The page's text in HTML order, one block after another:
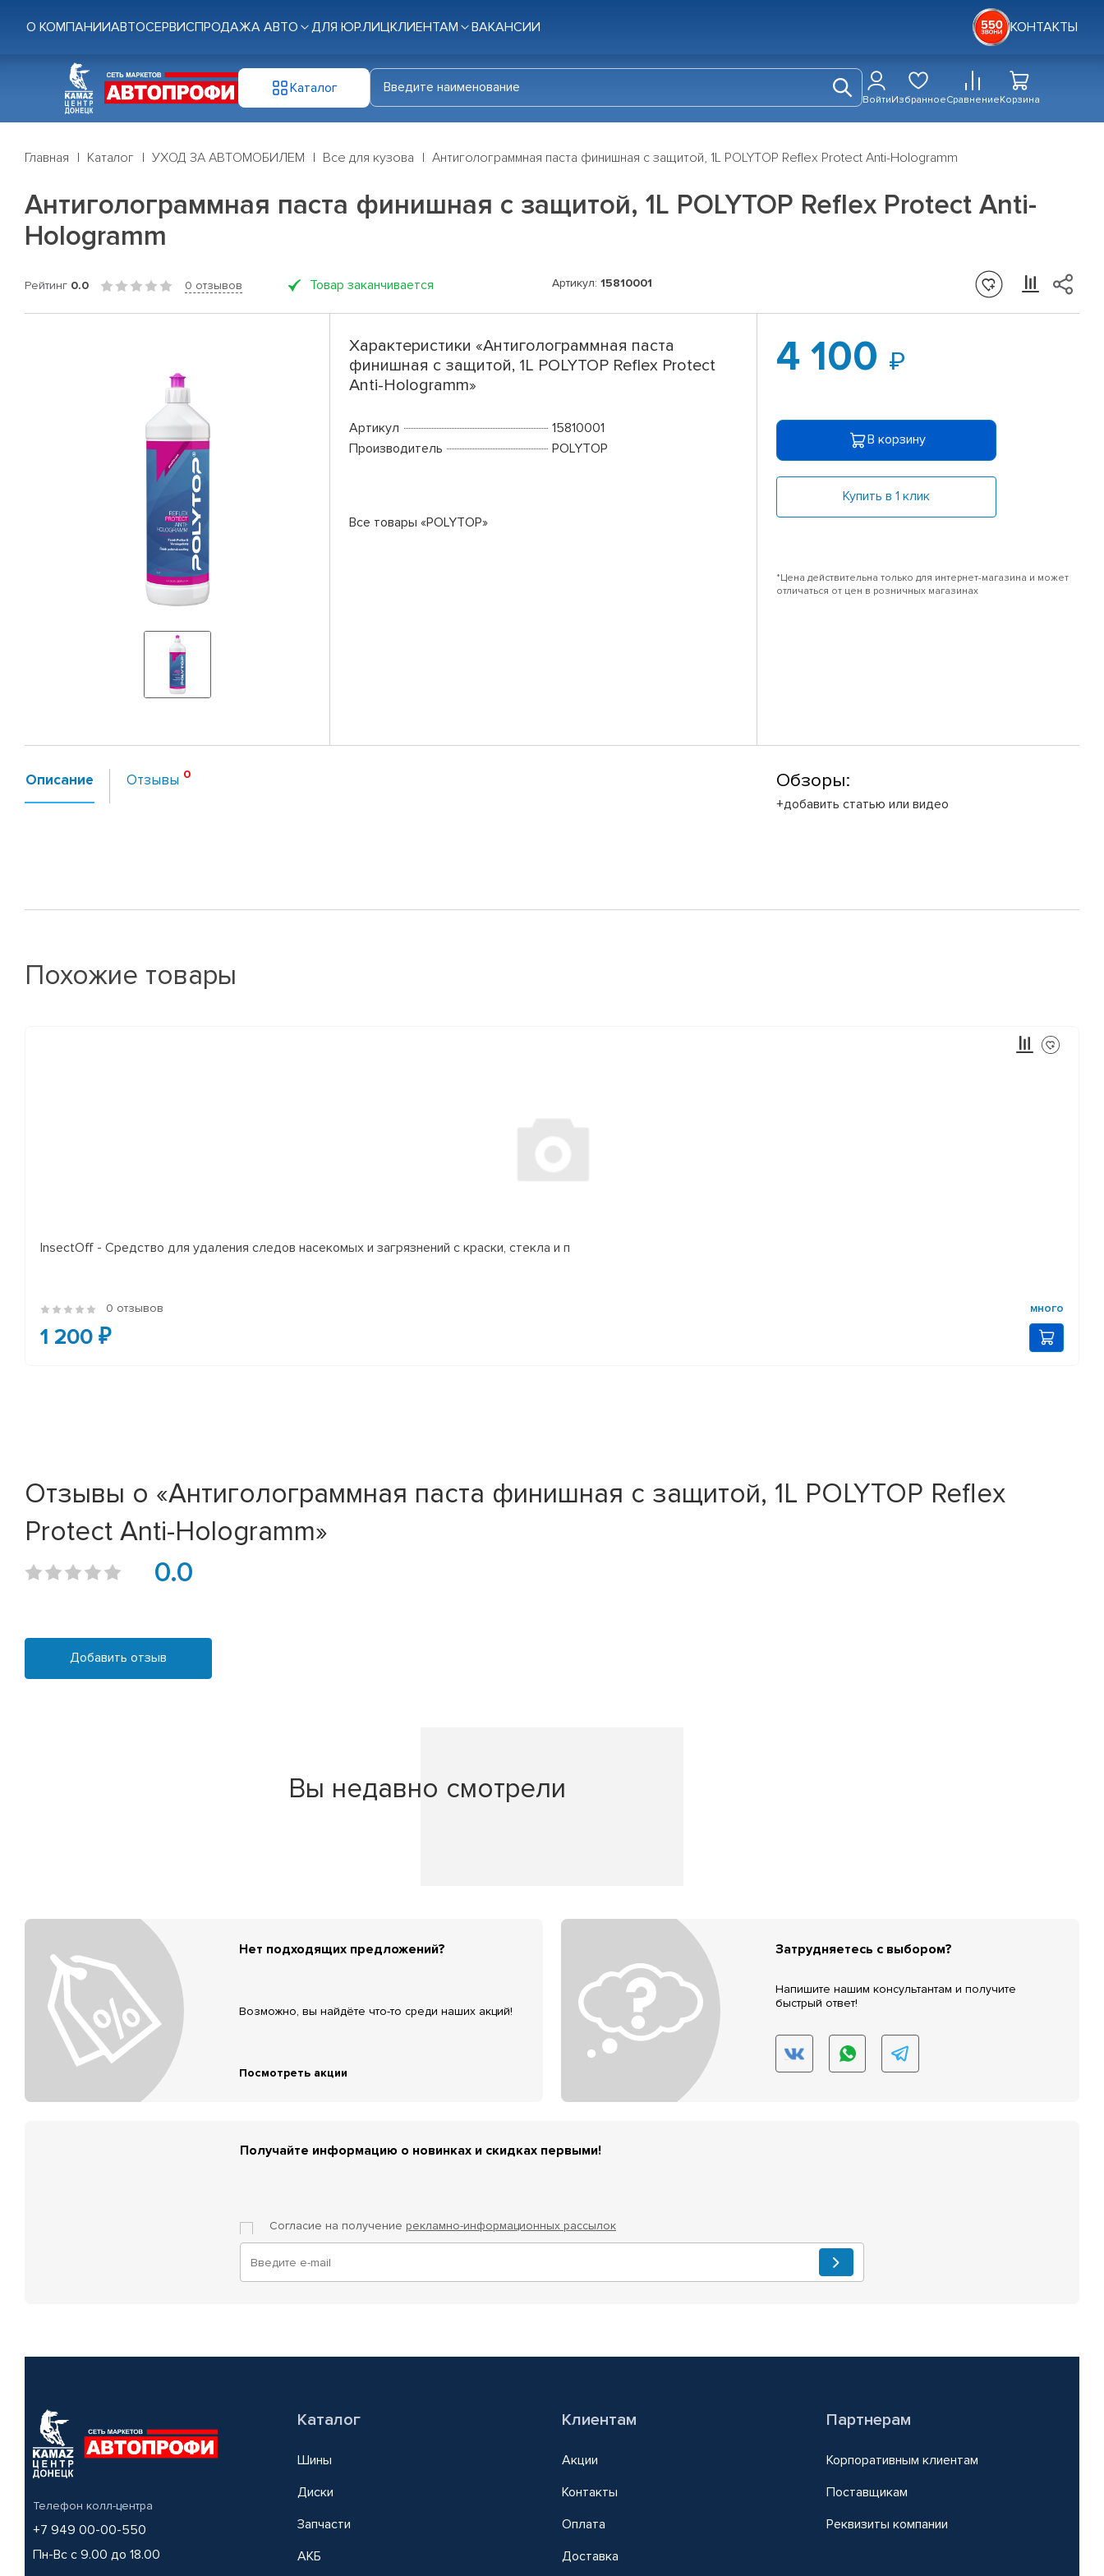
О КОМПАНИИАВТОСЕРВИСПРОДАЖА АВТО ДЛЯ ЮР.ЛИЦКЛИЕНТАМ ВАКАНСИИ КОНТАКТЫ
Каталог
ВойтиИзбранноеСравнениеКорзина
Главная Каталог УХОД ЗА АВТОМОБИЛЕМ Все для кузова Антиголограммная паста финишная с защитой, 1L POLYTOP Reflex Protect Anti-Hologramm
Антиголограммная паста финишная с защитой, 1L POLYTOP Reflex Protect Anti-
Hologramm
Рейтинг 0.0 0 отзывов Товар заканчивается Артикул: 15810001
Характеристики «Антиголограммная паста
финишная с защитой, 1L POLYTOP Reflex Protect
Anti-Hologramm»
Артикул
15810001
Производитель
POLYTOP
Все товары «POLYTOP»
4 100
В корзину
Купить в 1 клик
*Цена действительна только для интернет-магазина и может
отличаться от цен в розничных магазинах
Описание Отзывы Обзоры:
+добавить статью или видео
Похожие товары
InsectOff - Средство для удаления следов насекомых и загрязнений с краски, стекла и п
0 отзывов много
1 200 ₽
Отзывы о «Антиголограммная паста финишная с защитой, 1L POLYTOP Reflex
Protect Anti-Hologramm»
0.0
Добавить отзыв
Вы недавно смотрели
Нет подходящих предложений?
Возможно, вы найдёте что-то среди наших акций!
Посмотреть акции
Затрудняетесь с выбором?
Напишите нашим консультантам и получите
быстрый ответ!
Получайте информацию о новинках и скидках первыми!
Согласие на получение рекламно-информационных рассылок
Телефон колл-центра
+7 949 00-00-550
Пн-Вс с 9.00 до 18.00
Каталог
Шины
Диски
Запчасти
АКБ
Клиентам
Акции
Контакты
Оплата
Доставка
Партнерам
Корпоративным клиентам
Поставщикам
Реквизиты компании